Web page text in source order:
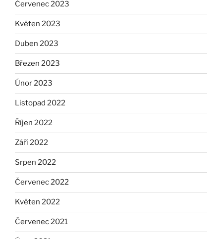
Červenec 2023
Květen 2023
Duben 2023
Březen 2023
Únor 2023
Listopad 2022
Říjen 2022
Září 2022
Srpen 2022
Červenec 2022
Květen 2022
Červenec 2021